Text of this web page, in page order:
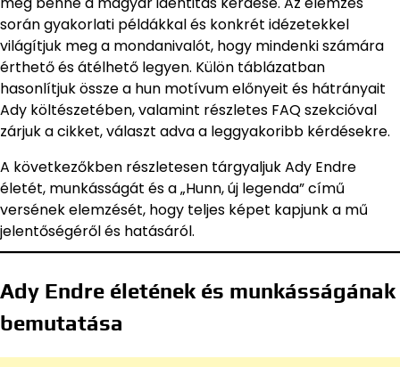
során gyakorlati példákkal és konkrét idézetekkel
világítjuk meg a mondanivalót, hogy mindenki számára
érthető és átélhető legyen. Külön táblázatban
hasonlítjuk össze a hun motívum előnyeit és hátrányait
Ady költészetében, valamint részletes FAQ szekcióval
zárjuk a cikket, választ adva a leggyakoribb kérdésekre.
A következőkben részletesen tárgyaljuk Ady Endre
életét, munkásságát és a „Hunn, új legenda” című
versének elemzését, hogy teljes képet kapjunk a mű
jelentőségéről és hatásáról.
Ady Endre életének és munkásságának
bemutatása